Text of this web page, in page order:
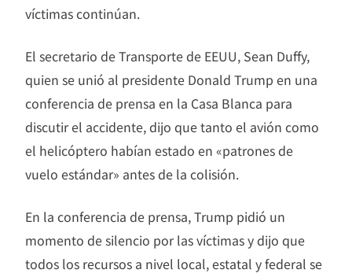
víctimas continúan.
El secretario de Transporte de EEUU, Sean Duffy,
quien se unió al presidente Donald Trump en una
conferencia de prensa en la Casa Blanca para
discutir el accidente, dijo que tanto el avión como
el helicóptero habían estado en «patrones de
vuelo estándar» antes de la colisión.
En la conferencia de prensa, Trump pidió un
momento de silencio por las víctimas y dijo que
todos los recursos a nivel local, estatal y federal se